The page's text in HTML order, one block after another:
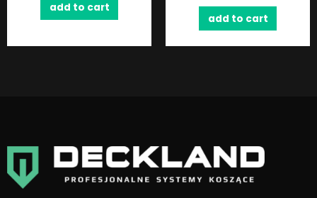
add to cart
add to cart